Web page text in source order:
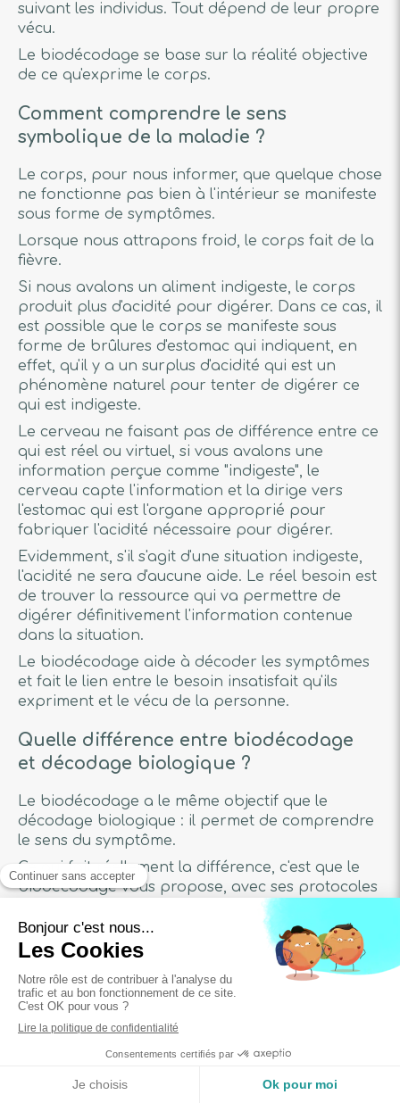
suivant les individus. Tout dépend de leur propre
vécu.
Le biodécodage se base sur la réalité objective
de ce qu'exprime le corps.
Comment comprendre le sens
symbolique de la maladie ?
Le corps, pour nous informer, que quelque chose
ne fonctionne pas bien à l'intérieur se manifeste
sous forme de symptômes.
Lorsque nous attrapons froid, le corps fait de la
fièvre.
Si nous avalons un aliment indigeste, le corps
produit plus d'acidité pour digérer. Dans ce cas, il
est possible que le corps se manifeste sous
forme de brûlures d'estomac qui indiquent, en
effet, qu'il y a un surplus d'acidité qui est un
phénomène naturel pour tenter de digérer ce
qui est indigeste.
Le cerveau ne faisant pas de différence entre ce
qui est réel ou virtuel, si vous avalons une
information perçue comme "indigeste", le
cerveau capte l'information et la dirige vers
l'estomac qui est l'organe approprié pour
fabriquer l'acidité nécessaire pour digérer.
Evidemment, s'il s'agit d'une situation indigeste,
l'acidité ne sera d'aucune aide. Le réel besoin est
de trouver la ressource qui va permettre de
digérer définitivement l'information contenue
dans la situation.
Le biodécodage aide à décoder les symptômes
et fait le lien entre le besoin insatisfait qu'ils
expriment et le vécu de la personne.
Quelle différence entre biodécodage
et décodage biologique ?
Le biodécodage a le même objectif que le
décodage biologique : il permet de comprendre
le sens du symptôme.
Ce qui fait réellement la différence, c'est que le
biodécodage vous propose, avec ses protocoles
qui lui sont spécifiques, des techniques de
transformation intérieure'. Il s'agit d'outils
pratiques qui vont permettre un changement
profond pour un mieux-être durable.
La compréhension du symptôme n'est
généralement pas suffisante pour aller mieux.
Le biodécodage peut-il aider à